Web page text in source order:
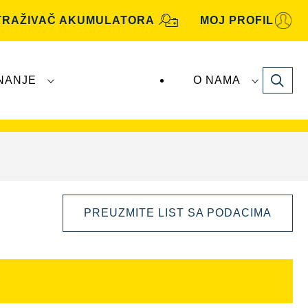
AKUMULATORA MOJ PROFIL
O NAMA Search
PREUZMITE LIST SA PODACIMA